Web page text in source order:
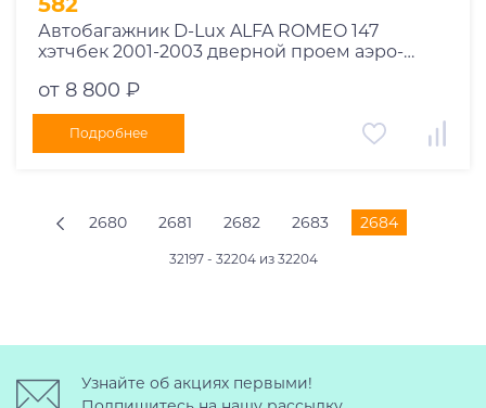
Автобагажник D-Lux ALFA ROMEO 147
хэтчбек 2001-2003 дверной проем аэро-
от 8 800 ₽
Подробнее
2680 2681 2682 2683 2684
32197 - 32204 из 32204
Узнайте об акциях первыми!